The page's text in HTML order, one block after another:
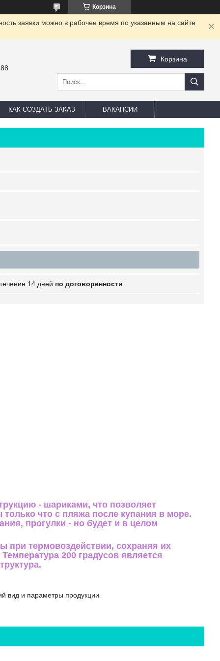
Корзина
заявки можно в рабочее время по указанным на сайте
Корзина
КАК СОЗДАТЬ ЗАКАЗ ВАКАНСИИ
14 дней по договоренности
- шариками, что позволяет
что с пляжа после купания в море.
прогулки - но будет и в целом
при термовоздействии, сохраняя их
200 градусов является
вид и параметры продукции